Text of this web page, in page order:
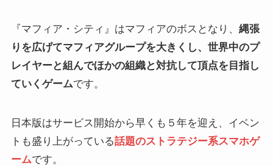
『マフィア・シティ』はマフィアのボスとなり、 縄張
りを広げてマフィアグループを大きくし、世界中のプ
レイヤーと組んでほかの組織と対抗して頂点を目指し
ていくゲームです。
日本版はサービス開始から早くも５年を迎え、イベン
トも盛り上がっている話題のストラテジー系スマホゲ
ームです。